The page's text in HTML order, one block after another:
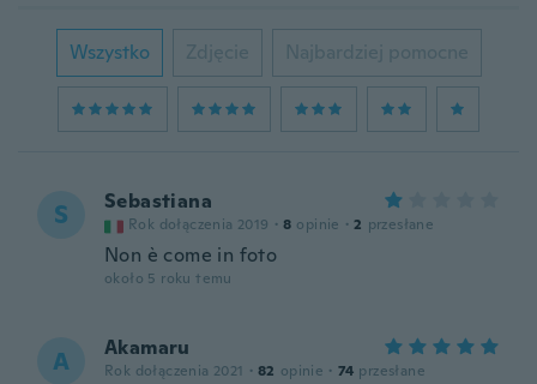
Wszystko Zdjęcie Najbardziej pomocne
S Sebastiana
Rok dołączenia 2019 · 8 opinie · 2 przesłane
Non è come in foto
około 5 roku temu
A Akamaru
Rok dołączenia 2021 · 82 opinie · 74 przesłane